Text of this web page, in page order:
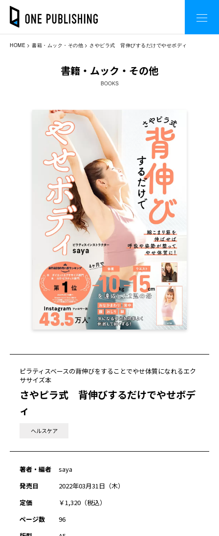
HOME 書籍・ムック・その他 さやピラ式 背伸びするだけでやせボディ
書籍・ムック・その他
BOOKS
ピラティスベースの背伸びをすることでやせ体質になれるエク
ササイズ本
さやピラ式 背伸びするだけでやせボデ
ィ
ヘルスケア
著者・編者
saya
発売日
2022年03月31日（木）
定価
￥1,320（税込）
ページ数
96